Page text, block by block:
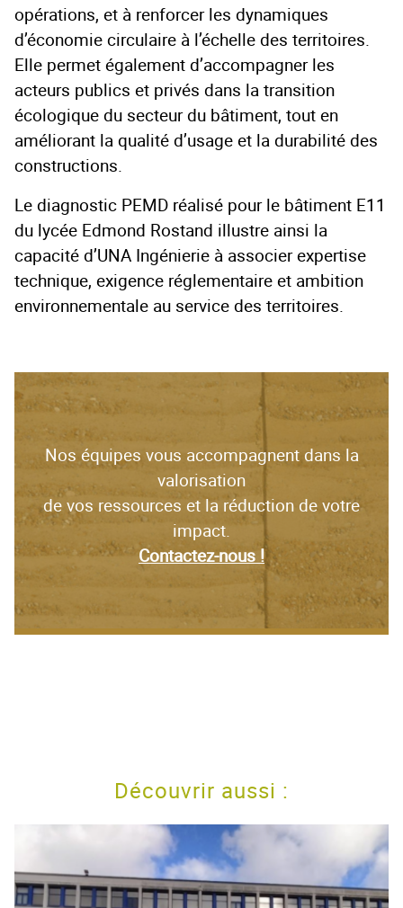
opérations, et à renforcer les dynamiques
d’économie circulaire à l’échelle des territoires.
Elle permet également d’accompagner les
acteurs publics et privés dans la transition
écologique du secteur du bâtiment, tout en
améliorant la qualité d’usage et la durabilité des
constructions.
Le diagnostic PEMD réalisé pour le bâtiment E11
du lycée Edmond Rostand illustre ainsi la
capacité d’UNA Ingénierie à associer expertise
technique, exigence réglementaire et ambition
environnementale au service des territoires.
Nos équipes vous accompagnent dans la
valorisation
de vos ressources et la réduction de votre
impact.
Contactez-nous !
Découvrir aussi :